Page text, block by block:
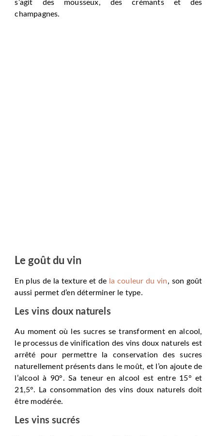
s’agit des mousseux, des crémants et des
champagnes.
Le goût du vin
En plus de la texture et de la couleur du vin, son goût
aussi permet d’en déterminer le type.
Les vins doux naturels
Au moment où les sucres se transforment en alcool,
le processus de vinification des vins doux naturels est
arrêté pour permettre la conservation des sucres
naturellement présents dans le moût, et l’on ajoute de
l’alcool à 90°. Sa teneur en alcool est entre 15° et
21,5°. La consommation des vins doux naturels doit
être modérée.
Les vins sucrés